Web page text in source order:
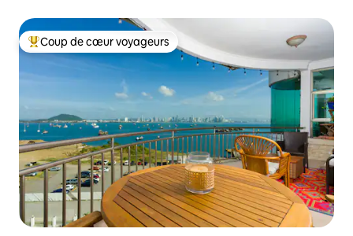
Coups de cœur voyageurs les plus appréciés
Coup de cœur voyageurs